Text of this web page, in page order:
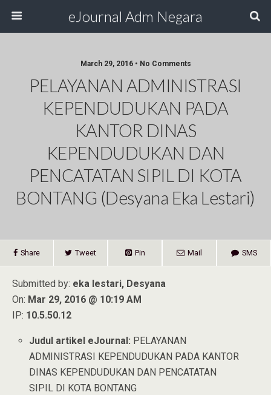
eJournal Adm Negara
March 29, 2016 • No Comments
PELAYANAN ADMINISTRASI
KEPENDUDUKAN PADA
KANTOR DINAS
KEPENDUDUKAN DAN
PENCATATAN SIPIL DI KOTA
BONTANG (Desyana Eka Lestari)
Share Tweet Pin Mail SMS
Submitted by: eka lestari, Desyana
On: Mar 29, 2016 @ 10:19 AM
IP: 10.5.50.12
Judul artikel eJournal: PELAYANAN
ADMINISTRASI KEPENDUDUKAN PADA KANTOR
DINAS KEPENDUDUKAN DAN PENCATATAN
SIPIL DI KOTA BONTANG